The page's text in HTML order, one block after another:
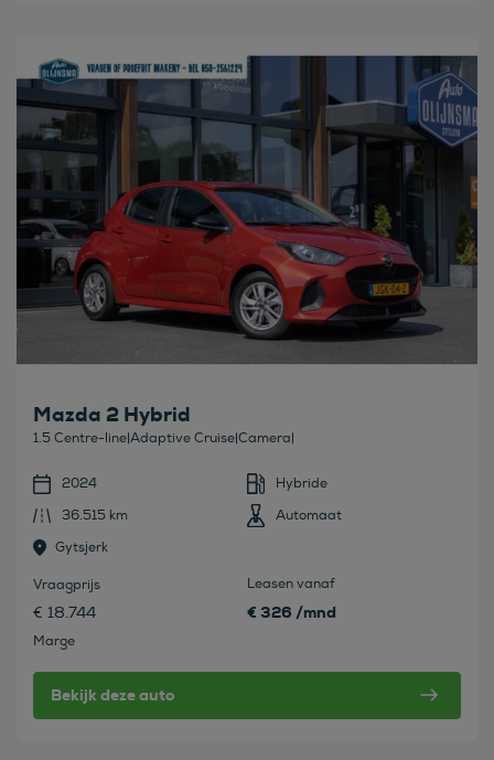
Bekijk deze auto
Mazda 2 Hybrid
1.5 Centre-line|Adaptive Cruise|Camera|
2024
Hybride
36.515 km
Automaat
Gytsjerk
Vraagprijs
€ 18.744
Marge
Leasen vanaf
€ 326 /mnd
Bekijk deze auto